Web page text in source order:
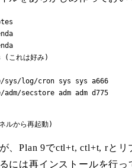
これは好み)
log/cron sys sys a666
secstore adm adm d775
ルから再起動)
、Plan 9でctl+t, ctl+t, rと
には再インストールを行